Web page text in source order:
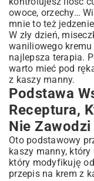
owoce, orzechy…
mnie to też
W zły dzień,
waniliowego kremu
najlepsza terapia.
warto mieć pod
z kaszy manny.
Podstawa
Receptura,
Nie Zawodzi
Oto podstawowy
kaszy manny, który
który modyfikuję
przepis na krem z